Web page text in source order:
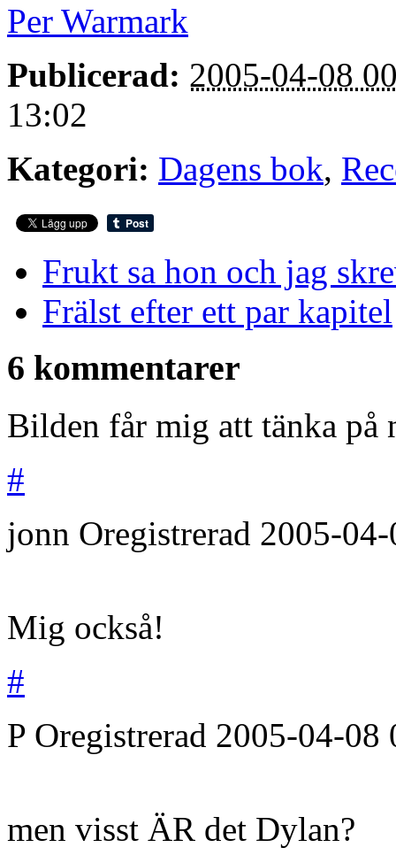
Per Warmark
Publicerad: 2005-04-08
13:02
Kategori: Dagens bok,
Frukt sa hon och jag
Frälst efter ett par kapitel
6 kommentarer
Bilden får mig att tänka
#
jonn Oregistrerad 2005-
Mig också!
#
P Oregistrerad 2005-04-08
men visst ÄR det Dylan?